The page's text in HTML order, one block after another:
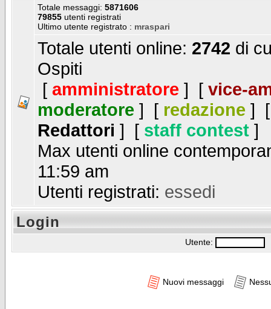
Totale messaggi: 5871606
79855 utenti registrati
Ultimo utente registrato : mraspari
Totale utenti online: 2742 di
Ospiti
[ amministratore ] [ vice-
moderatore ] [ redazione ]
Redattori ] [ staff contest ]
Max utenti online
11:59 am
Utenti registrati: essedi
Login
Utente:
Nuovi messaggi